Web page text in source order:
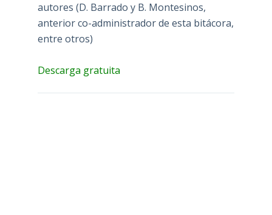
autores (D. Barrado y B. Montesinos,
anterior co-administrador de esta bitácora,
entre otros)
Descarga gratuita